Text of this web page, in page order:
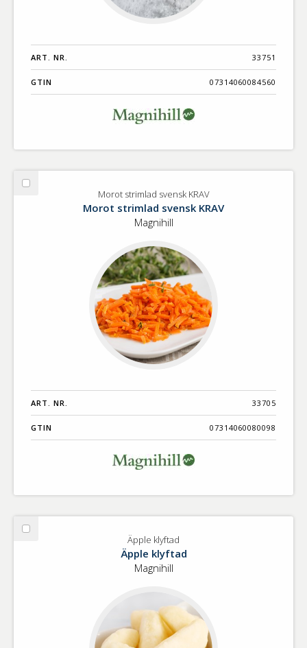
ART. NR. 33751
GTIN 07314060084560
Välj
Morot strimlad svensk KRAV
Morot strimlad svensk KRAV
Magnihill
ART. NR. 33705
GTIN 07314060080098
Välj
Äpple klyftad
Äpple klyftad
Magnihill